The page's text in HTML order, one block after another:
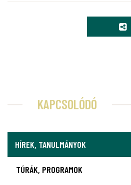
KAPCSOLÓDÓ
HÍREK, TANULMÁNYOK
TÚRÁK, PROGRAMOK